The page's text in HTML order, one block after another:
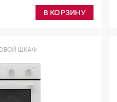
В КОРЗИНУ
ШКАФ